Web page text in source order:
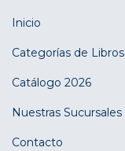
Inicio
Categorías de Libros
Catálogo 2026
Nuestras Sucursales
Contacto